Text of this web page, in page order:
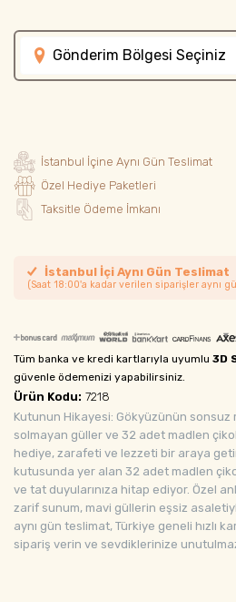
Gönderim Bölgesi Seçiniz
İstanbul İçine Aynı Gün Teslimat
Özel Hediye Paketleri
Taksitle Ödeme İmkanı
İstanbul İçi Aynı Gün Teslimat
(Saat 18:00'a kadar verilen siparişler aynı
Tüm banka ve kredi kartlarıyla uyumlu 3D
güvenle ödemenizi yapabilirsiniz.
Ürün Kodu: 7218
Kutunun Hikayesi: Gökyüzünün
solmayan güller ve 32 adet madlen
hediye, zarafeti ve lezzeti bir araya
kutusunda yer alan 32 adet madlen
ve tat duyularınıza hitap ediyor. Özel
zarif sunum, mavi güllerin eşsiz
aynı gün teslimat, Türkiye geneli hızlı
sipariş verin ve sevdiklerinize